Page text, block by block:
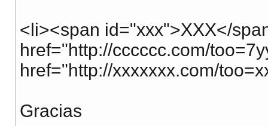
<li><span id="xxx">XXX</
href="http://cccccc.com/
href="http://xxxxxxx.com/
Gracias